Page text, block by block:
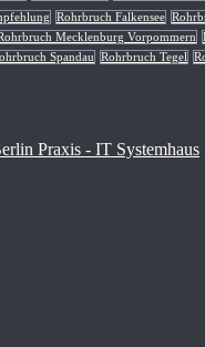
Rohrbruch Falkensee
Mecklenburg Vorpommern
Spandau Rohrbruch Tegel
Praxis - IT Systemhaus